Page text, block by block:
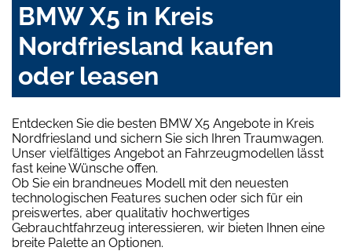
BMW X5 in Kreis
Nordfriesland kaufen
oder leasen
Entdecken Sie die besten BMW X5 Angebote in Kreis
Nordfriesland und sichern Sie sich Ihren Traumwagen.
Unser vielfältiges Angebot an Fahrzeugmodellen lässt
fast keine Wünsche offen.
Ob Sie ein brandneues Modell mit den neuesten
technologischen Features suchen oder sich für ein
preiswertes, aber qualitativ hochwertiges
Gebrauchtfahrzeug interessieren, wir bieten Ihnen eine
breite Palette an Optionen.